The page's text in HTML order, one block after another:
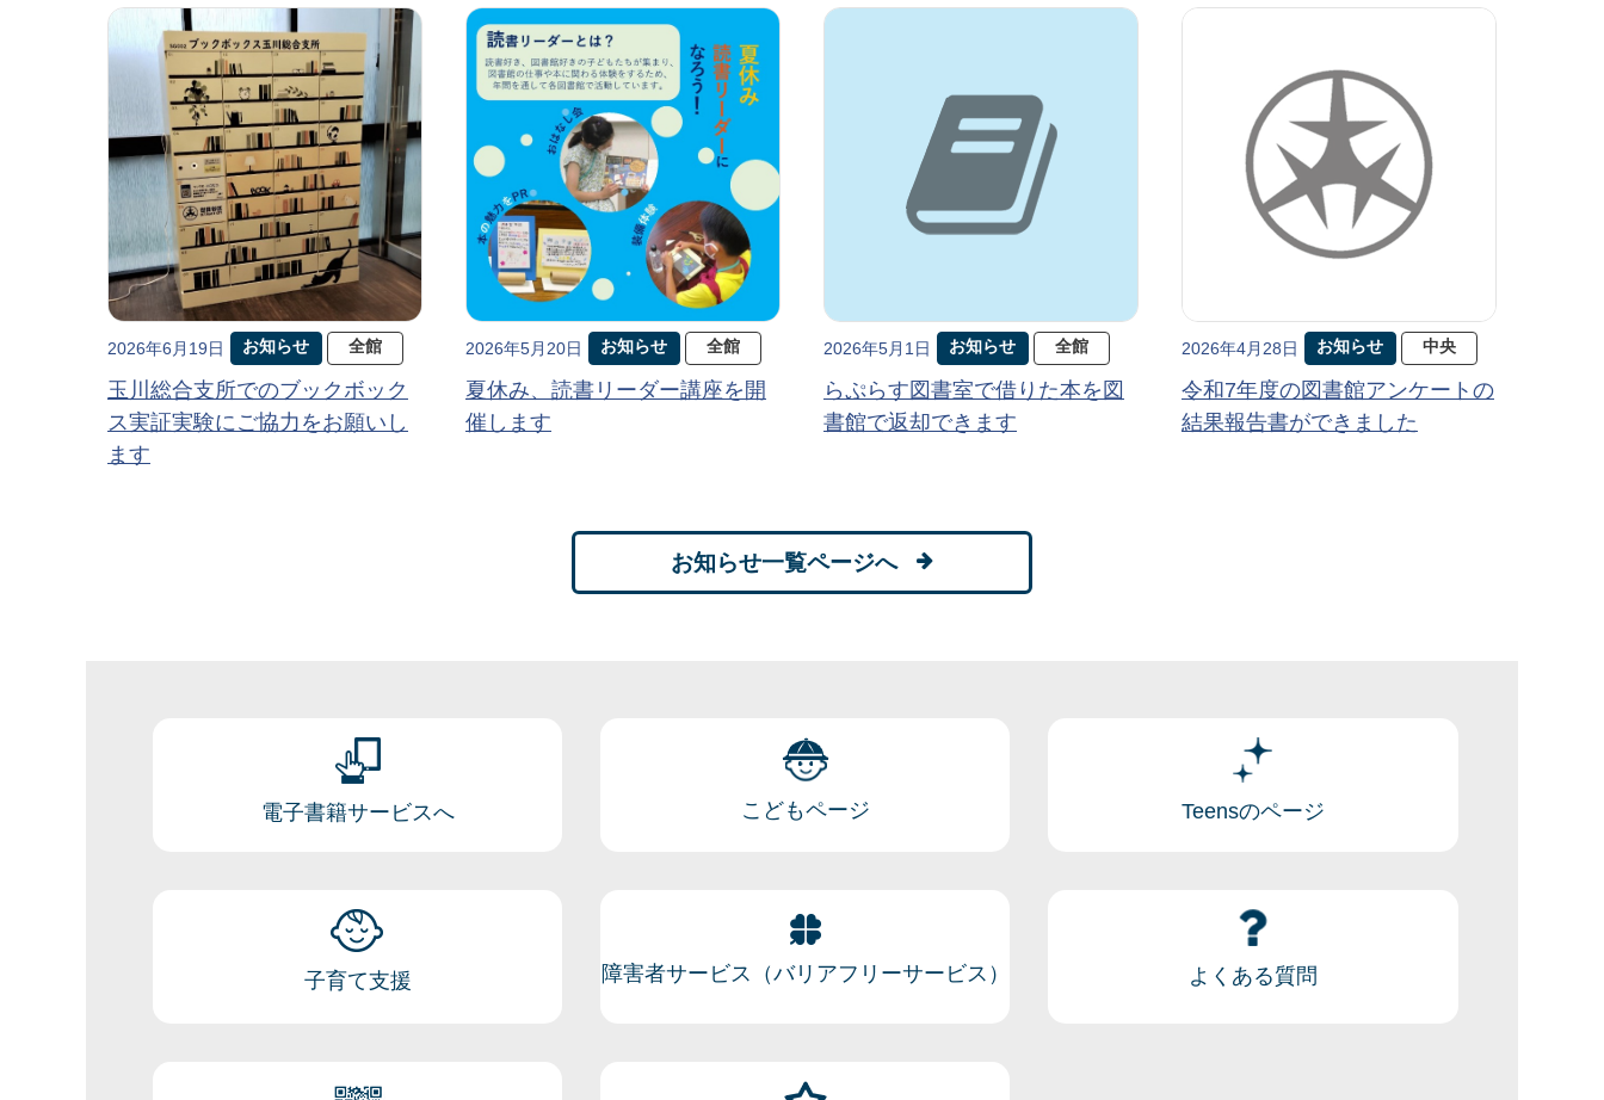
2026年6月19日 お知らせ 全館
玉川総合支所でのブックボック
ス実証実験にご協力をお願いし
ます
2026年5月20日 お知らせ 全館
夏休み、読書リーダー講座を開
催します
2026年5月1日 お知らせ 全館
らぷらす図書室で借りた本を図
書館で返却できます
2026年4月28日 お知らせ 中央
令和7年度の図書館アンケートの
結果報告書ができました
お知らせ一覧ページへ
電子書籍サービスへ こどもページ Teensのページ
子育て支援 障害者サービス（バリアフリーサービス） よくある質問